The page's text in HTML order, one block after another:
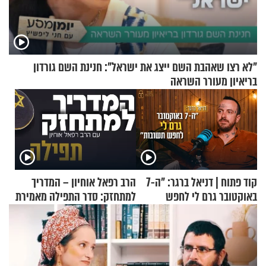
"לא רצו שאהבת השם ייצג את ישראל": חנינת השם גורדון
בריאיון מעורר השראה
קוד פתוח | דניאל ברגר: "ה-7
באוקטובר גרם לי לחפש
תשובות"
הרב רפאל אוחיון – המדריך
למתחזק: סדר התפילה מאמירת
הקורבנות ועד קריאת שמע